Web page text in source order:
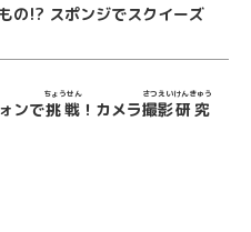
の!? スポンジでスクイーズ
ンで挑戦
ちょうせん
！カメラ撮影
さつえい
研究
けんきゅう